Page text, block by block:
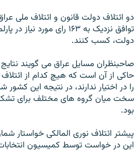
دو ائتلاف دولت قانون و ائتلاف ملی
توافق نزديک به ۱۶۳ رای مورد
دولت، کسب کنند.
صاحبنظران مسايل عراق می گويند نتايج
حاکی از آن است که هيچ کدام از
را در اختيار ندارند، در نتيجه اين
سخت میان گروه های مختلف برای
بود.
پيشتر ائتلاف نوری المالکی خواستار
اين در خواست توسط کميسيون